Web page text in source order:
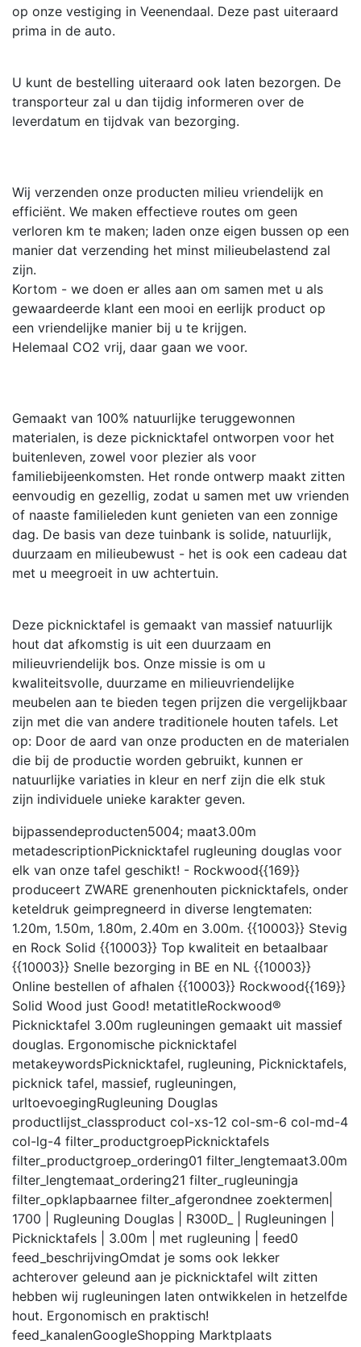
op onze vestiging in Veenendaal. Deze past uiteraard
prima in de auto.
U kunt de bestelling uiteraard ook laten bezorgen. De
transporteur zal u dan tijdig informeren over de
leverdatum en tijdvak van bezorging.
Wij verzenden onze producten milieu vriendelijk en
efficiënt. We maken effectieve routes om geen
verloren km te maken; laden onze eigen bussen op een
manier dat verzending het minst milieubelastend zal
zijn.
Kortom - we doen er alles aan om samen met u als
gewaardeerde klant een mooi en eerlijk product op
een vriendelijke manier bij u te krijgen.
Helemaal CO2 vrij, daar gaan we voor.
Gemaakt van 100% natuurlijke teruggewonnen
materialen, is deze picknicktafel ontworpen voor het
buitenleven, zowel voor plezier als voor
familiebijeenkomsten. Het ronde ontwerp maakt zitten
eenvoudig en gezellig, zodat u samen met uw vrienden
of naaste familieleden kunt genieten van een zonnige
dag. De basis van deze tuinbank is solide, natuurlijk,
duurzaam en milieubewust - het is ook een cadeau dat
met u meegroeit in uw achtertuin.
Deze picknicktafel is gemaakt van massief natuurlijk
hout dat afkomstig is uit een duurzaam en
milieuvriendelijk bos. Onze missie is om u
kwaliteitsvolle, duurzame en milieuvriendelijke
meubelen aan te bieden tegen prijzen die vergelijkbaar
zijn met die van andere traditionele houten tafels. Let
op: Door de aard van onze producten en de materialen
die bij de productie worden gebruikt, kunnen er
natuurlijke variaties in kleur en nerf zijn die elk stuk
zijn individuele unieke karakter geven.
bijpassendeproducten5004; maat3.00m
metadescriptionPicknicktafel rugleuning douglas voor
elk van onze tafel geschikt! - Rockwood{{169}}
produceert ZWARE grenenhouten picknicktafels, onder
keteldruk geimpregneerd in diverse lengtematen:
1.20m, 1.50m, 1.80m, 2.40m en 3.00m. {{10003}} Stevig
en Rock Solid {{10003}} Top kwaliteit en betaalbaar
{{10003}} Snelle bezorging in BE en NL {{10003}}
Online bestellen of afhalen {{10003}} Rockwood{{169}}
Solid Wood just Good! metatitleRockwood®
Picknicktafel 3.00m rugleuningen gemaakt uit massief
douglas. Ergonomische picknicktafel
metakeywordsPicknicktafel, rugleuning, Picknicktafels,
picknick tafel, massief, rugleuningen,
urltoevoegingRugleuning Douglas
productlijst_classproduct col-xs-12 col-sm-6 col-md-4
col-lg-4 filter_productgroepPicknicktafels
filter_productgroep_ordering01 filter_lengtemaat3.00m
filter_lengtemaat_ordering21 filter_rugleuningja
filter_opklapbaarnee filter_afgerondnee zoektermen
1700 | Rugleuning Douglas | R300D_ | Rugleuningen |
Picknicktafels | 3.00m | met rugleuning |
feed0
feed_beschrijvingOmdat je soms ook lekker
achterover geleund aan je picknicktafel wilt zitten
hebben wij rugleuningen laten ontwikkelen in hetzelfde
hout. Ergonomisch en praktisch!
feed_kanalenGoogleShopping Marktplaats